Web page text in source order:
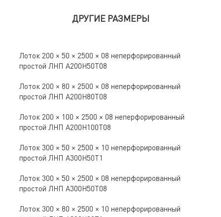
ДРУГИЕ РАЗМЕРЫ
Лоток 200 × 50 × 2500 × 08 неперфорированный
простой ЛНП A200Н50Т08
Лоток 200 × 80 × 2500 × 08 неперфорированный
простой ЛНП A200Н80Т08
Лоток 200 × 100 × 2500 × 08 неперфорированный
простой ЛНП A200Н100Т08
Лоток 300 × 50 × 2500 × 10 неперфорированный
простой ЛНП A300Н50Т1
Лоток 300 × 50 × 2500 × 08 неперфорированный
простой ЛНП A300Н50Т08
Лоток 300 × 80 × 2500 × 10 неперфорированный